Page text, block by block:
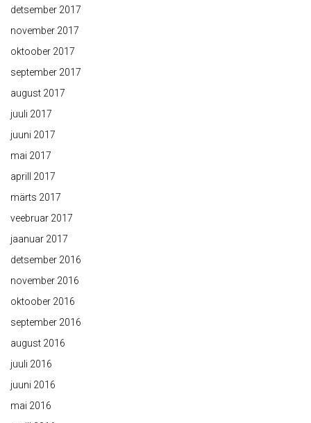
detsember 2017
november 2017
oktoober 2017
september 2017
august 2017
juuli 2017
juuni 2017
mai 2017
aprill 2017
märts 2017
veebruar 2017
jaanuar 2017
detsember 2016
november 2016
oktoober 2016
september 2016
august 2016
juuli 2016
juuni 2016
mai 2016